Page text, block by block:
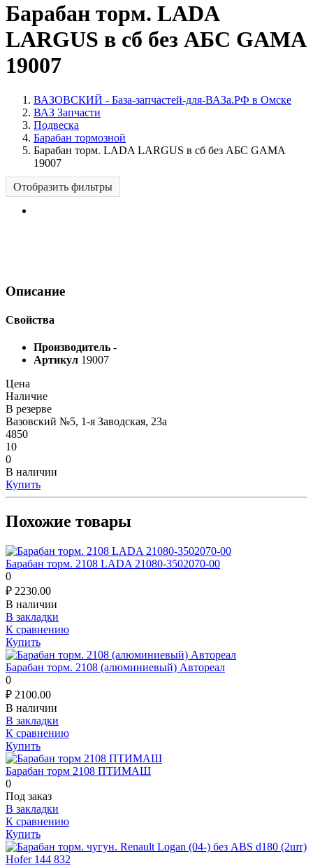
Барабан торм. LADA
LARGUS в сб без АБС GAMA
19007
ВАЗОВСКИЙ - База-запчастей-для-ВАЗа.РФ в Омске
ВАЗ Запчасти
Подвеска
Барабан тормозной
Барабан торм. LADA LARGUS в сб без АБС GAMA
19007
Отобразить фильтры
Описание
Свойства
Производитель -
Артикул 19007
Цена
Наличие
В резерве
Вазовский №5, 1-я Заводская, 23а
4850
10
0
В наличии
Купить
Похожие товары
Барабан торм. 2108 LADA 21080-3502070-00
0
₽ 2230.00
В наличии
В закладки
К сравнению
Купить
Барабан торм. 2108 (алюминиевый) Автореал
0
₽ 2100.00
В наличии
В закладки
К сравнению
Купить
Барабан торм 2108 ПТИМАШ
0
Под заказ
В закладки
К сравнению
Купить